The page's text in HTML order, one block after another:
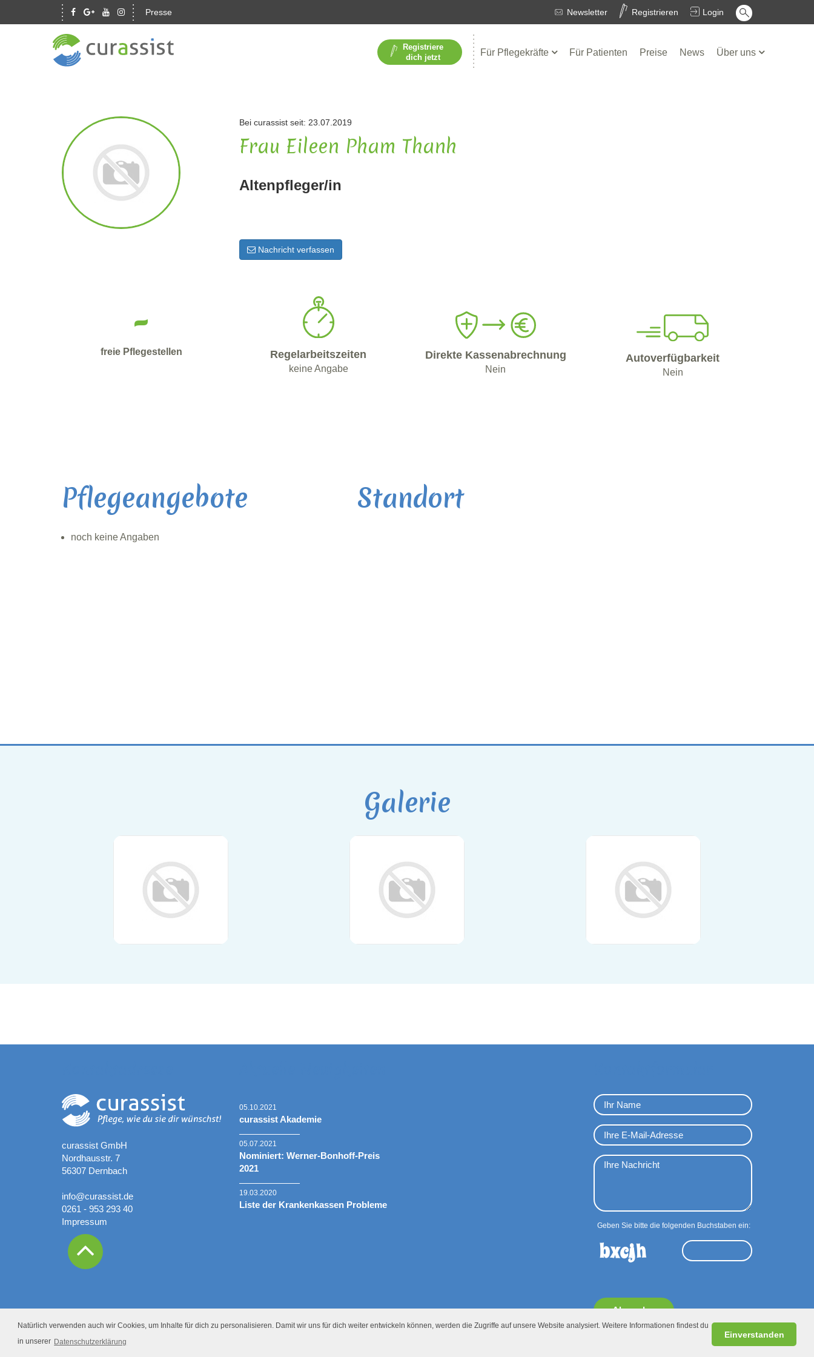
Natürlich verwenden auch wir Cookies, um Inhalte für dich zu personalisieren. Damit wir uns für dich weiter entwickeln können, werden die Zugriffe auf unsere Website analysiert. Weitere Informationen findest du
in unserer Datenschutzerklärung
Einverstanden
Presse Login
Registrieren
Newsletter
Für Pflegekräfte Für Patienten Preise News Über uns
Registriere
dich jetzt
Bei curassist seit: 23.07.2019
Frau Eileen Pham Thanh
Altenpfleger/in
Nachricht verfassen
-
freie Pflegestellen Regelarbeitszeiten
keine Angabe
Direkte Kassenabrechnung
Nein
Autoverfügbarkeit
Nein
Pflegeangebote
noch keine Angaben
Standort
Galerie
curassist GmbH
Nordhausstr. 7
56307 Dernbach
info@curassist.de
0261 - 953 293 40
Impressum
05.10.2021
curassist Akademie
05.07.2021
Nominiert: Werner-Bonhoff-Preis
2021
19.03.2020
Liste der Krankenkassen Probleme
Geben Sie bitte die folgenden Buchstaben ein:
Absenden